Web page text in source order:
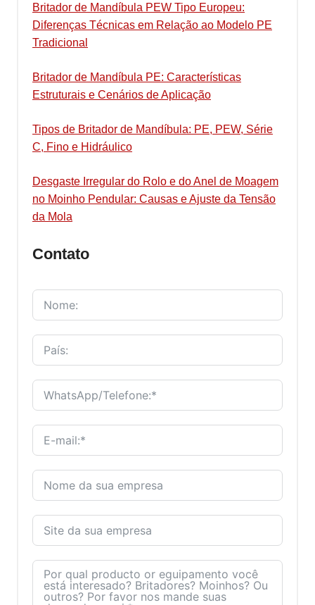
Britador de Mandíbula PEW Tipo Europeu:
Diferenças Técnicas em Relação ao Modelo PE
Tradicional
Britador de Mandíbula PE: Características
Estruturais e Cenários de Aplicação
Tipos de Britador de Mandíbula: PE, PEW, Série
C, Fino e Hidráulico
Desgaste Irregular do Rolo e do Anel de Moagem
no Moinho Pendular: Causas e Ajuste da Tensão
da Mola
Contato